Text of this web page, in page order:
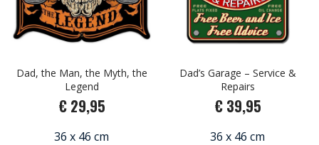
Dad, the Man, the Myth, the
Legend
€ 29,95
36 x 46 cm
Dad’s Garage – Service &
Repairs
€ 39,95
36 x 46 cm